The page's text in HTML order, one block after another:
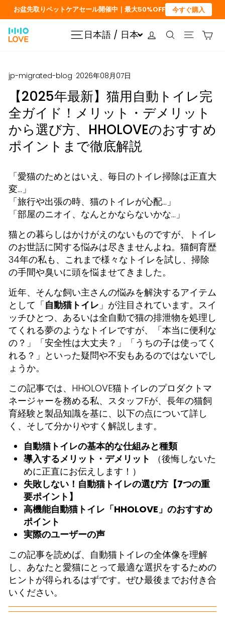
ン
ス
お盆先取りペットケアセール開催中｜最大50%OFF 今すぐ購入
サイトナビゲーション
日本語 / 日本 ログイン
検索サイトナ
カ
jp-migrated-blog ·2026年08月07日
【2025年最新】猫用自動トイレ完
全ガイド！メリット・デメリット
から選び方、HHOLOVEのおすすめ
ポイントまで徹底解説
「愛猫のためとはいえ、毎日のトイレ掃除は正直大
変…」
「旅行や出張の時、猫のトイレが心配…」
「部屋のニオイ、なんとかならないかな…」
猫との暮らしはかけがえのないものですが、トイレ
のお世話に関する悩みは尽きませんよね。猫飼育歴
34年の私も、これまで様々なトイレを試し、掃除
の手間や臭いに頭を悩ませてきました。
近年、そんな飼い主さんの悩みを解決するアイテム
として「自動猫トイレ 」が注目されています。スイ
ッチひとつ、あるいは全自動で猫の排泄物を処理し
てくれる夢のようなトイレですが、「本当に便利な
の？」「安全性は大丈夫？」「うちの子は使ってく
れる？」といった疑問や不安もあるのではないでし
ょうか。
この記事では、HHOLOVE猫トイレのプロダクトマ
ネージャーを務める私、スタッフFが、長年の猫飼
育経験と製品知識を基に、以下の点について詳し
く、そして分かりやすく解説します。
自動猫トイレの基本的な仕組みと種類
導入するメリット・デメリット
（後悔しないた
めに正直にお伝えします！）
失敗しない！自動猫トイレの選び方【7つの重
要ポイント】
高機能自動猫トイレ「HHOLOVE」のおすすめ
ポイント
実際のユーザーの声
この記事を読めば、自動猫トイレの全体像を理解
し、あなたと愛猫にとって最適な選択をするための
ヒントが得られるはずです。ぜひ最後までお付き合
いください。